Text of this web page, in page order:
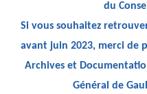
du
Si vous souhaitez
avant juin 2023, merci de
Archives et
Général de